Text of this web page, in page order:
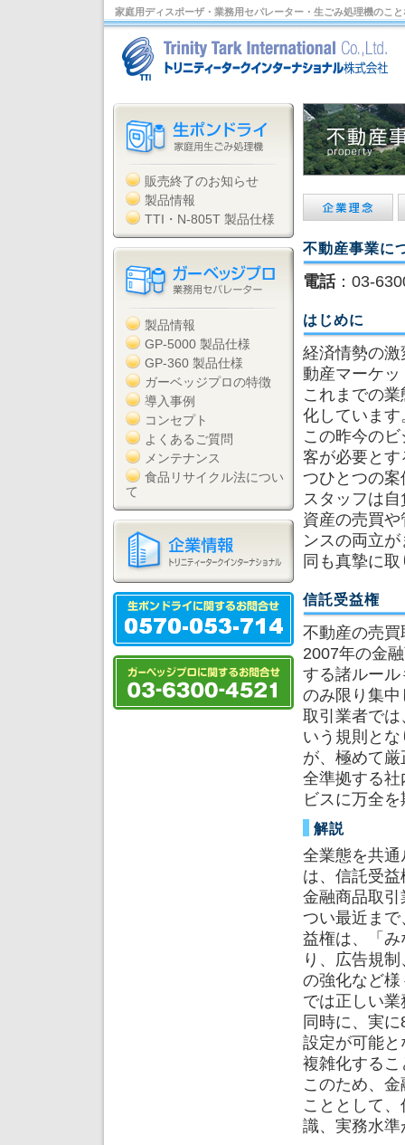
家庭用ディスポーザ・業務用セパレーター・生ごみ処理機のこ
不動産事業に
電話：03-
はじめに
経済情勢の
動産マーケッ
これまでの
化しています
この昨今の
客が必要と
つひとつの
スタッフは
資産の売買
ンスの両立
同も真摯に
信託受益権
不動産の売
2007年の金
する諸ルー
のみ限り集
取引業者で
いう規則と
が、極めて
全準拠する
ビスに万全
解説
全業態を共
は、信託受
金融商品取
つい最近ま
益権は、「
り、広告規
の強化など
では正しい
同時に、実に
設定が可能
複雑化する
このため、
こととして
識、実務水
販売終了のお知らせ
製品情報
TTI・N-805T 製品仕様
製品情報
GP-5000 製品仕様
GP-360 製品仕様
ガーベッジプロの特徴
導入事例
コンセプト
よくあるご質問
メンテナンス
食品リサイクル法につい
て